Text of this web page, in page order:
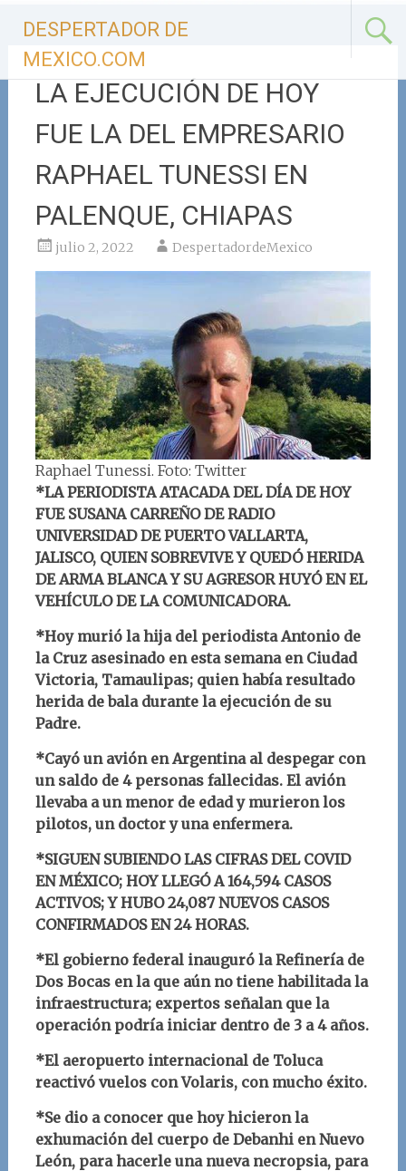
contenido
DESPERTADOR DE
MEXICO.COM
LA EJECUCIÓN DE HOY
FUE LA DEL EMPRESARIO
RAPHAEL TUNESSI EN
PALENQUE, CHIAPAS
julio 2, 2022 DespertadordeMexico
Raphael Tunessi. Foto: Twitter
*LA PERIODISTA ATACADA DEL DÍA DE HOY
FUE SUSANA CARREÑO DE RADIO
UNIVERSIDAD DE PUERTO VALLARTA,
JALISCO, QUIEN SOBREVIVE Y QUEDÓ HERIDA
DE ARMA BLANCA Y SU AGRESOR HUYÓ EN EL
VEHÍCULO DE LA COMUNICADORA.
*Hoy murió la hija del periodista Antonio de
la Cruz asesinado en esta semana en Ciudad
Victoria, Tamaulipas; quien había resultado
herida de bala durante la ejecución de su
Padre.
*Cayó un avión en Argentina al despegar con
un saldo de 4 personas fallecidas. El avión
llevaba a un menor de edad y murieron los
pilotos, un doctor y una enfermera.
*SIGUEN SUBIENDO LAS CIFRAS DEL COVID
EN MÉXICO; HOY LLEGÓ A 164,594 CASOS
ACTIVOS; Y HUBO 24,087 NUEVOS CASOS
CONFIRMADOS EN 24 HORAS.
*El gobierno federal inauguró la Refinería de
Dos Bocas en la que aún no tiene habilitada la
infraestructura; expertos señalan que la
operación podría iniciar dentro de 3 a 4 años.
*El aeropuerto internacional de Toluca
reactivó vuelos con Volaris, con mucho éxito.
*Se dio a conocer que hoy hicieron la
exhumación del cuerpo de Debanhi en Nuevo
León, para hacerle una nueva necropsia, para